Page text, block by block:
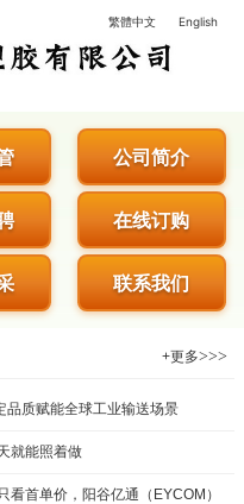
司 - 专业生产
繁體中文 English
公司简介
在线订购
联系我们
+更多>>>
品质赋能全球工业输送场景
就能照着做
首单价，阳谷亿通（EYCOM）